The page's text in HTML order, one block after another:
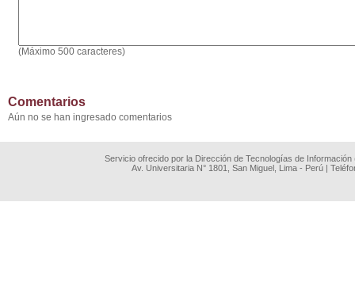
(Máximo 500 caracteres)
Comentarios
Aún no se han ingresado comentarios
Servicio ofrecido por la Dirección de Tecnologías de
Av. Universitaria N° 1801, San Miguel, Lima - Perú |